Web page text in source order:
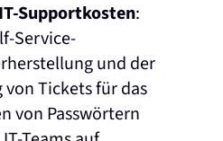
Supportkosten:
Service-
und der
Tickets für das
von Passwörtern